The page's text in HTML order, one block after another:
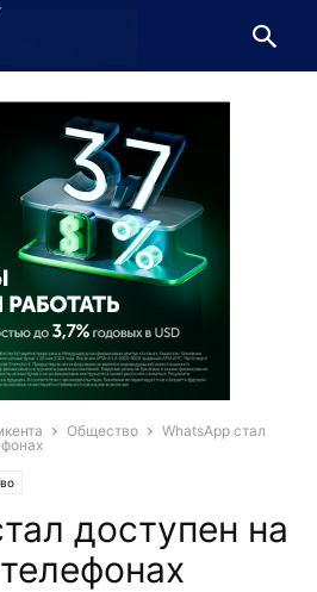
Общество
WhatsApp стал
доступен на